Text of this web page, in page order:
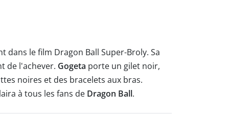
dans le film Dragon Ball Super-Broly. Sa
de l'achever. Gogeta porte un gilet noir,
noires et des bracelets aux bras.
à tous les fans de Dragon Ball.